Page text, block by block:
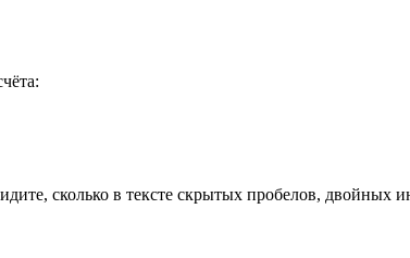
сколько в тексте скрытых пробелов, двойных